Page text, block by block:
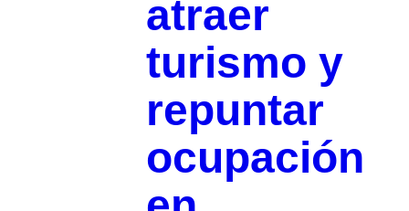
atraer
turismo y
repuntar
ocupación